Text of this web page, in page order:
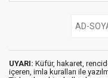
UYARI: Küfür, hakaret,
içeren, imla kuralları ile